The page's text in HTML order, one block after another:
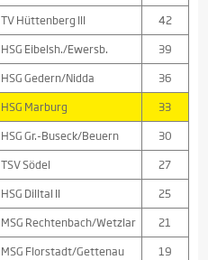
TV Hüttenberg III
42
HSG Eibelsh./Ewersb.
39
HSG Gedern/Nidda
36
HSG Marburg
33
HSG Gr.-Buseck/Beuern
30
TSV Södel
27
HSG Dilltal II
25
MSG Rechtenbach/Wetzlar
21
MSG Florstadt/Gettenau
19